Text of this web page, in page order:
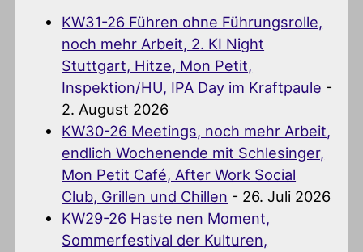
KW31-26 Führen ohne Führungsrolle,
noch mehr Arbeit, 2. KI Night
Stuttgart, Hitze, Mon Petit,
Inspektion/HU, IPA Day im Kraftpaule -
2. August 2026
KW30-26 Meetings, noch mehr Arbeit,
endlich Wochenende mit Schlesinger,
Mon Petit Café, After Work Social
Club, Grillen und Chillen - 26. Juli 2026
KW29-26 Haste nen Moment,
Sommerfestival der Kulturen,